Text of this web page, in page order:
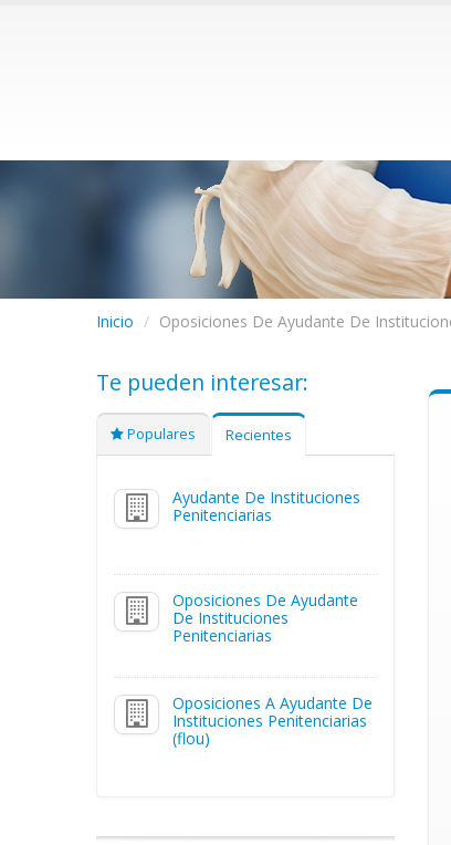
Inicio / Oposiciones De Ayudante De
Te pueden interesar:
Populares Recientes
Ayudante De Instituciones
Penitenciarias
Oposiciones De Ayudante
De Instituciones
Penitenciarias
Oposiciones A Ayudante De
Instituciones Penitenciarias
(flou)